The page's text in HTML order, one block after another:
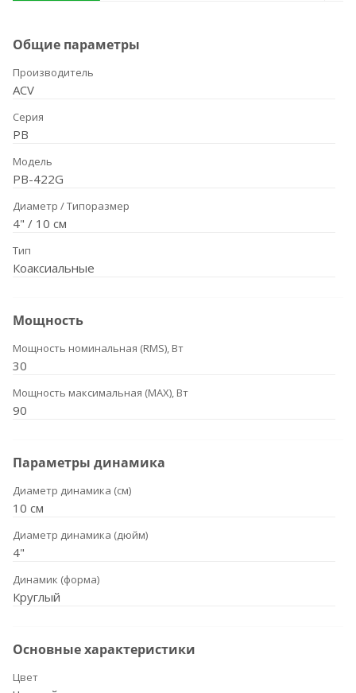
Общие параметры
Производитель
ACV
Серия
PB
Модель
PB-422G
Диаметр / Типоразмер
4" / 10 см
Тип
Коаксиальные
Мощность
Мощность номинальная (RMS), Вт
30
Мощность максимальная (MAX), Вт
90
Параметры динамика
Диаметр динамика (см)
10 см
Диаметр динамика (дюйм)
4"
Динамик (форма)
Круглый
Основные характеристики
Цвет